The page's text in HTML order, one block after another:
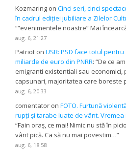
Kozmaring onCinci seri, cinci
în cadrul ediției jubiliare a Zilelor
““evenimentele noastre” Mai
aug. 6, 21:27
Patriot onUSR: PSD face totul
miliarde de euro din PNRR: “De ce
emigranti existentiali sau
capsunari, majoritatea care boreste
aug. 6, 20:33
comentator onFOTO. Furtună
rupți și tarabe luate de vânt. Vremea
“Fain oraș, ce mai! Nimic nu stă în
vânt pică. Ca să nu mai povestim…”
aug. 6, 18:58